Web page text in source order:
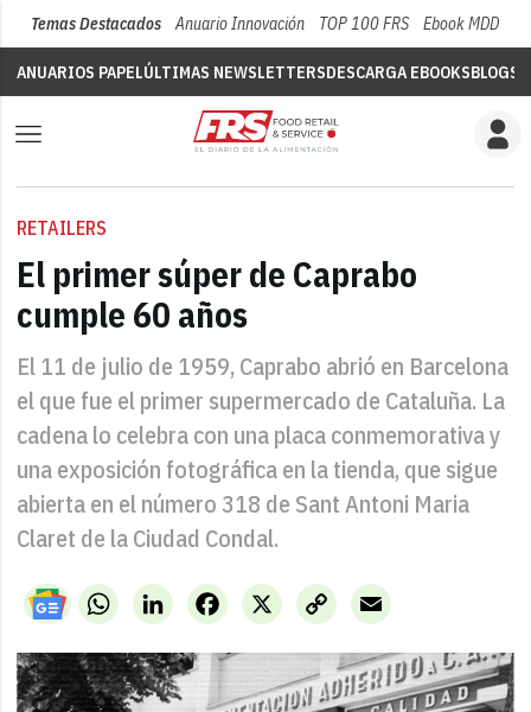
Temas Destacados Anuario Innovación TOP 100 FRS Ebook MDD
ANUARIOS PAPELÚLTIMAS NEWSLETTERSDESCARGA EBOOKSBLOGS
RETAILERS
El primer súper de Caprabo
cumple 60 años
El 11 de julio de 1959, Caprabo abrió en Barcelona
el que fue el primer supermercado de Cataluña. La
cadena lo celebra con una placa conmemorativa y
una exposición fotográfica en la tienda, que sigue
abierta en el número 318 de Sant Antoni Maria
Claret de la Ciudad Condal.
WhatsAppLinkedIn X
Facebook
Copy
Link
Email